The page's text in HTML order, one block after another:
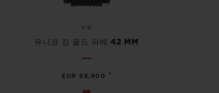
빅뱅
유니코 킹 골드 파베 42 MM
EUR 58,900 •